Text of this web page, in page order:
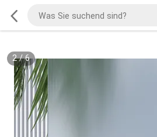
2/6